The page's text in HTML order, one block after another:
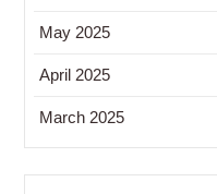
May 2025
April 2025
March 2025